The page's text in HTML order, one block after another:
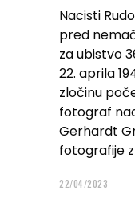
Nacisti
pred
za ubistvo
22. aprila
zločinu
fotograf
Gerhardt
fotografije
22/04/2023